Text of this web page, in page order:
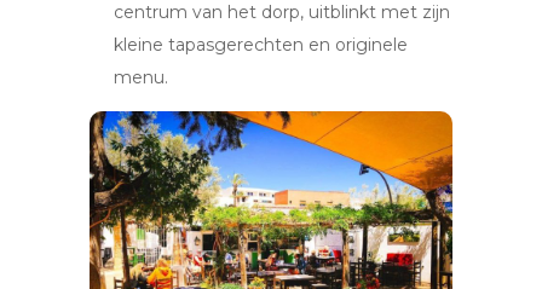
centrum van het dorp, uitblinkt met zijn
kleine tapasgerechten en originele
menu.